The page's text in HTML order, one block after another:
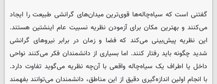
گفتنی است که سیاه‌چاله‌ها قوی‌ترین میدان‌های گرانشی طبیعت را ایجاد
می‌کنند و بهترین مکان برای آزمودن نظریه نسبیت عام اینشتین‌ هستند.
این نظریه پیش‌بینی می‌کند که فضا و زمان در برابر نیروهای گرانشی
شدید چگونه باید رفتار کنند. اما بسیاری از دانشمندان فکر می‌کنند نواحی
داخل یا اطراف یک سیاه‌چاله واقعی با آن‌چه نظریه می‌گوید تفاوت دارد.
با انجام اولین اندازه‌گیری دقیق از این مناطق، دانشمندان می‌توانند بفهمند